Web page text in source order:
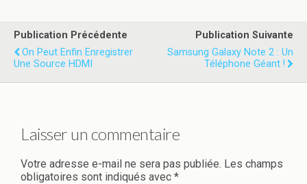
Publication Précédente
On Peut Enfin Enregistrer
Une Source HDMI
Publication Suivante
Samsung Galaxy Note 2 : Un
Téléphone Géant !
Laisser un commentaire
Votre adresse e-mail ne sera pas publiée. Les champs
obligatoires sont indiqués avec *